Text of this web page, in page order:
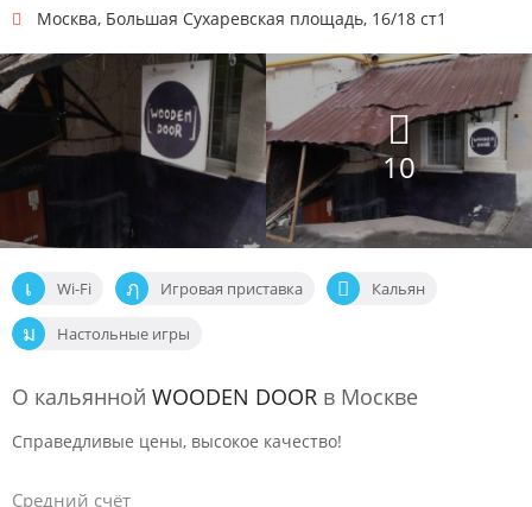
10
Wi-Fi Игровая приставка Кальян
Настольные игры
Москва, Большая Сухаревская площадь, 16/18 ст1
О кальянной WOODEN DOOR в Москве
Справедливые цены, высокое качество!
Средний счёт